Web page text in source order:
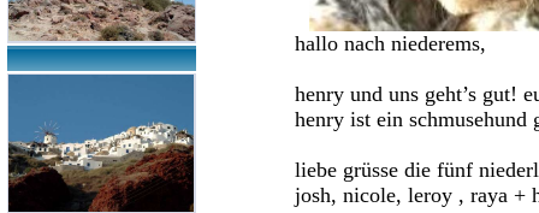
hallo nach niederems,
henry und uns geht’s gut!
henry ist ein
liebe grüsse die fünf
josh, nicole, leroy , raya +